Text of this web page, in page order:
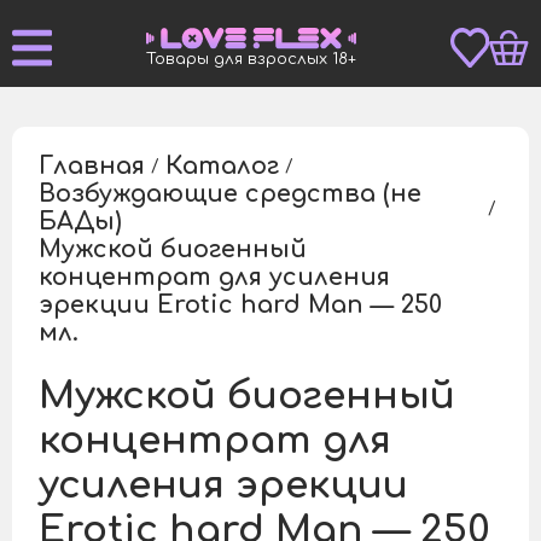
Товары для взрослых 18+
Главная / Каталог /
Возбуждающие средства (не
БАДы)
/
Мужской биогенный
концентрат для усиления
эрекции Erotic hard Man — 250
мл.
Мужской биогенный
концентрат для
усиления эрекции
Erotic hard Man — 250